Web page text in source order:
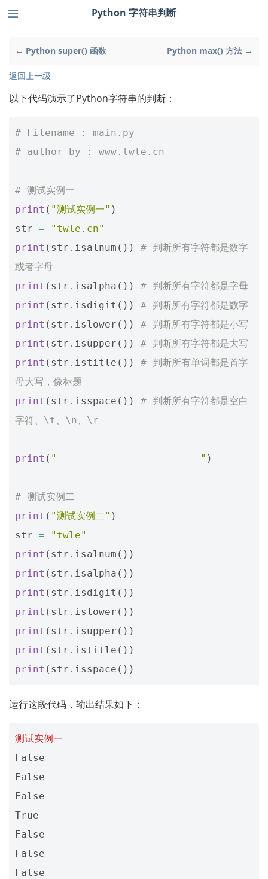
← Python super() 函数 Python max() 方法 →
Python 字符串判断
返回上一级
以下代码演示了Python字符串的判断：
# Filename : main.py
# author by : www.twle.cn
# 测试实例一
print ( "测试实例一" )
str =
"twle.cn"
print ( str . isalnum ())
# 判断所有字符都是数字
或者字母
print ( str . isalpha ())
# 判断所有字符都是字母
print ( str . isdigit ())
# 判断所有字符都是数字
print ( str . islower ())
# 判断所有字符都是小写
print ( str . isupper ())
# 判断所有字符都是大写
print ( str . istitle ())
# 判断所有单词都是首字
母大写，像标题
print ( str . isspace ())
# 判断所有字符都是空白
字符、\t、\n、\r
print ( "------------------------" )
# 测试实例二
print ( "测试实例二" )
str =
"twle"
print ( str . isalnum ())
print ( str . isalpha ())
print ( str . isdigit ())
print ( str . islower ())
print ( str . isupper ())
print ( str . istitle ())
print ( str . isspace ())
运行这段代码，输出结果如下：
测试实例一
False
False
False
True
False
False
False